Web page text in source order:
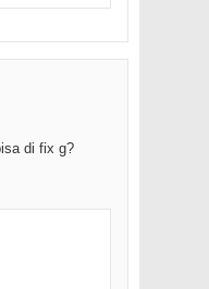
di fix g?